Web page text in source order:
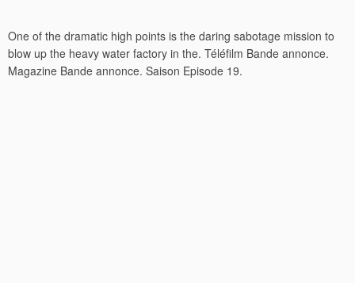
One of the dramatic high points is the daring sabotage mission to
blow up the heavy water factory in the. Téléfilm Bande annonce.
Magazine Bande annonce. Saison Episode 19.